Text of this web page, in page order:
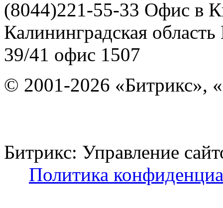
(8044)221-55-33 Офис в
Калининградская область
39/41 офис 1507
© 2001-2026 «Битрикс»,
Битрикс: Управление
Политика